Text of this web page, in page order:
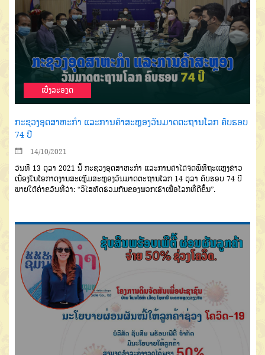
ເບີ່ງລະອຽດ
ກະຊວງອຸດສາຫະກໍາ ແລະການຄ້າສະຫຼອງວັນມາດຕະຖານໂລກ ຄົບຮອບ
74 ປີ
14/10/2021
ວັນທີ 13 ຕຸລາ 2021 ນີ້ ກະຊວງອຸດສາຫະກໍາ ແລະການຄ້າໄດ້ຈັດພິທີຖະແຫຼງຂ່າວ
ເນື່ອງໃນໂອກາດງານສະເຫຼີມສະຫຼອງວັນມາດຕະຖານໂລກ 14 ຕຸລາ ຄົບຮອບ 74 ປີ
ພາຍໃຕ້ຄໍາຂວັນທີ່ວ່າ: “ວິໄສທັດຮ່ວມກັນຂອງພວກເຮົາເພື່ອໂລກທີ່ດີຂຶ້ນ”.